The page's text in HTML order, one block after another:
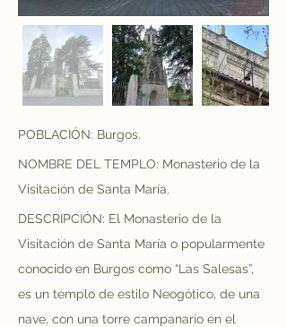
POBLACIÓN: Burgos.
NOMBRE DEL TEMPLO: Monasterio de la
Visitación de Santa María.
DESCRIPCIÓN: El Monasterio de la
Visitación de Santa María o popularmente
conocido en Burgos como “Las Salesas”,
es un templo de estilo Neogótico, de una
nave, con una torre campanario en el